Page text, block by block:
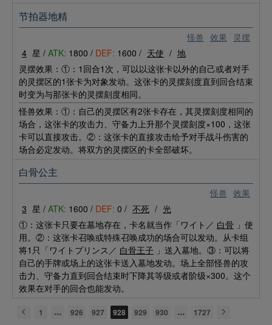
怪兽 效果 灵摆
节拍器地精
4 星 / ATK: 1800 / DEF: 1600 / 天使 / 地
灵摆效果：①：1回合1次，可以以这张卡以外的自己或者对手
的灵摆区的1张卡为对象发动。这张卡的灵摆刻度直到回合结束
时变为与那张卡的灵摆刻度相同。
怪兽效果：①：自己的灵摆区有2张卡存在，其灵摆刻度相同的
场合，这张卡的攻击力、守备力上升那个灵摆刻度×100，这张
卡可以直接攻击。②：这张卡的直接攻击给予对手战斗伤害的
场合必定发动。将双方的灵摆区的卡全部破坏。
怪兽 效果
白骨公主
3 星 / ATK: 1600 / DEF: 0 / 不死 / 光
①：这张卡只要在墓地存在，卡名就当作「ワイト／ 白骨 」使
用。②：这张卡召唤或特殊召唤成功的场合可以发动。从卡组
将1只「ワイトプリンス／ 白骨王子 」送入墓地。③：可以将
自己的手牌或场上的这张卡送入墓地发动。场上全部怪兽的攻
击力、守备力直到回合结束时下降其等级或者阶级×300。这个
效果在对手的回合也能发动。
1 926 927 928 929 930 1727